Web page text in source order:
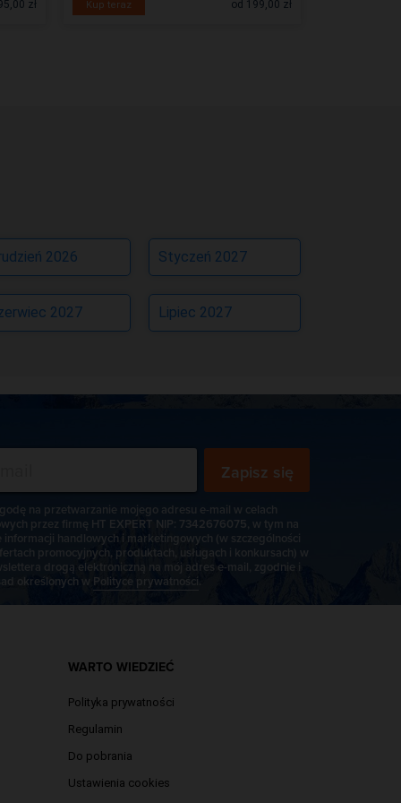
zł Kup teraz od 199,00 zł
2026 Styczeń 2027
2027 Lipiec 2027
Zapisz się
na przetwarzanie mojego adresu e-mail w celach
przez firmę HT EXPERT NIP: 7342676075, w tym na
informacji handlowych i marketingowych (w szczególności
promocyjnych, produktach, usługach i konkursach) w
drogą elektroniczną na mój adres e-mail, zgodnie i
określonych w Polityce prywatności.
WARTO WIEDZIEĆ
Polityka prywatności
Regulamin
Do pobrania
Ustawienia cookies